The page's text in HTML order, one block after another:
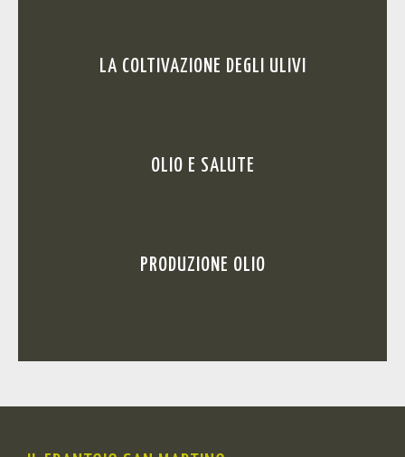
LA COLTIVAZIONE DEGLI ULIVI
OLIO E SALUTE
PRODUZIONE OLIO